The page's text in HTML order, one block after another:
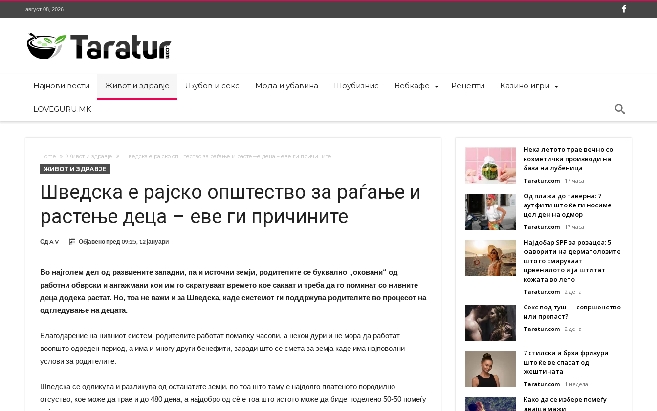
август 08, 2026
Најнови вести Живот и здравје Љубов и секс Мода и убавина Шоубизнис Вебкафе Рецепти Казино игри
LOVEGURU.MK
Home Живот и здравје Шведска е рајско општество за раѓање и растење деца – еве ги причините
ЖИВОТ И ЗДРАВЈЕ
Шведска е рајско општество за раѓање и
растење деца – еве ги причините
ОдA V Објавено пред 09:25, 12 јануари
Во најголем дел од развиените западни, па и источни земји, родителите се буквално „оковани“ од
работни обврски и ангажмани кои им го скратуваат времето кое сакаат и треба да го поминат со нивните
деца додека растат. Но, тоа не важи и за Шведска, каде системот ги поддржува родителите во процесот на
одгледување на децата.
Благодарение на нивниот систем, родителите работат помалку часови, а некои дури и не мора да работат
воопшто одреден период, а има и многу други бенефити, заради што се смета за земја каде има најповолни
услови за родителите.
Шведска се одликува и разликува од останатите земји, по тоа што таму е најдолго платеното породилно
отсуство, кое може да трае и до 480 дена, а најдобро од сè е тоа што истото може да биде поделено 50-50 помеѓу
Нека летото трае вечно со
козметички производи на
база на лубеница
Taratur.com 17 часа
Од плажа до таверна: 7
аутфити што ќе ги носиме
цел ден на одмор
Taratur.com 17 часа
Најдобар SPF за розацеа: 5
фаворити на дерматолозите
што го смируваат
црвенилото и ја штитат
кожата во лето
Taratur.com 2 дена
Секс под туш — совршенство
или пропаст?
Taratur.com 2 дена
7 стилски и брзи фризури
што ќе ве спасат од
жештината
Taratur.com 1 недела
Како да се избере помеѓу
двајца мажи